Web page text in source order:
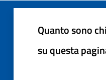
Quanto sono
su questa